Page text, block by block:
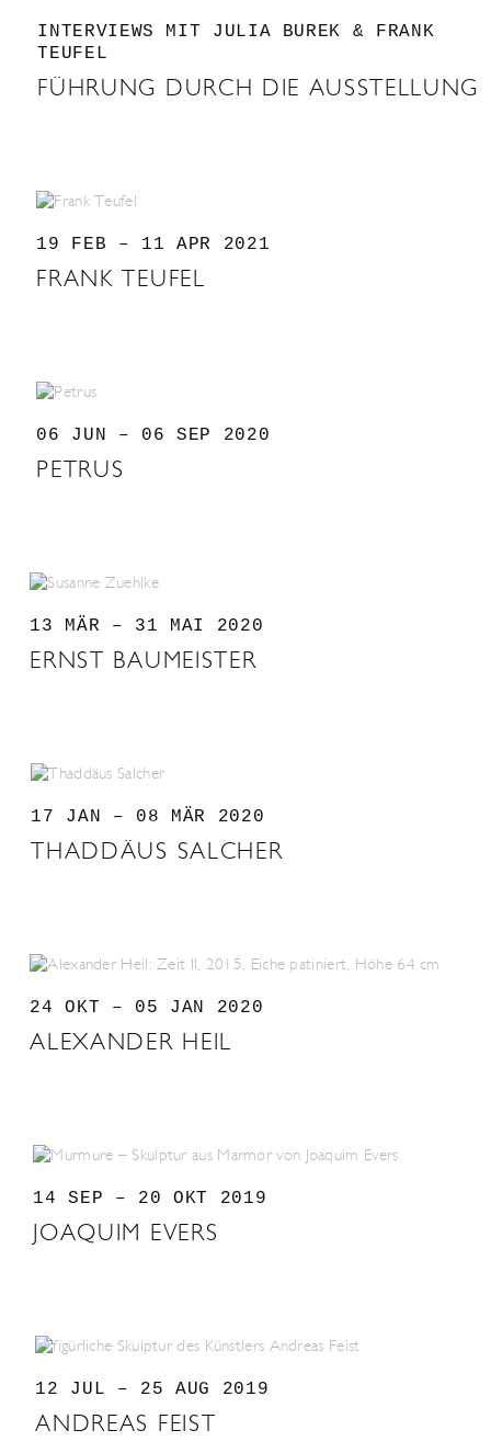
INTERVIEWS MIT JULIA BUREK & FRANK
TEUFEL
FÜHRUNG DURCH DIE AUSSTELLUNG
19 FEB – 11 APR 2021
FRANK TEUFEL
06 JUN – 06 SEP 2020
PETRUS
13 MÄR – 31 MAI 2020
ERNST BAUMEISTER
17 JAN – 08 MÄR 2020
THADDÄUS SALCHER
24 OKT – 05 JAN 2020
ALEXANDER HEIL
14 SEP – 20 OKT 2019
JOAQUIM EVERS
12 JUL – 25 AUG 2019
ANDREAS FEIST